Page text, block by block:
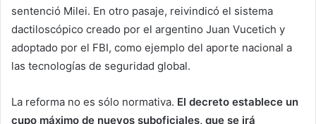
sentenció Milei. En otro pasaje, reivindicó el sistema
dactiloscópico creado por el argentino Juan Vucetich y
adoptado por el FBI, como ejemplo del aporte nacional a
las tecnologías de seguridad global.
La reforma no es sólo normativa. El decreto establece un
cupo máximo de nuevos suboficiales, que se irá